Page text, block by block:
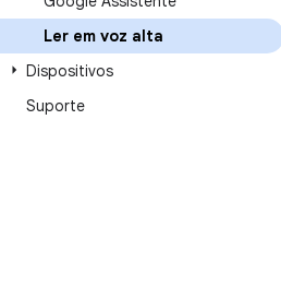
Ler em voz alta
Dispositivos
Suporte